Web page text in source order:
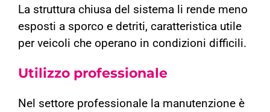
La struttura chiusa del sistema li rende meno
esposti a sporco e detriti, caratteristica utile
per veicoli che operano in condizioni difficili.
Utilizzo professionale
Nel settore professionale la manutenzione è